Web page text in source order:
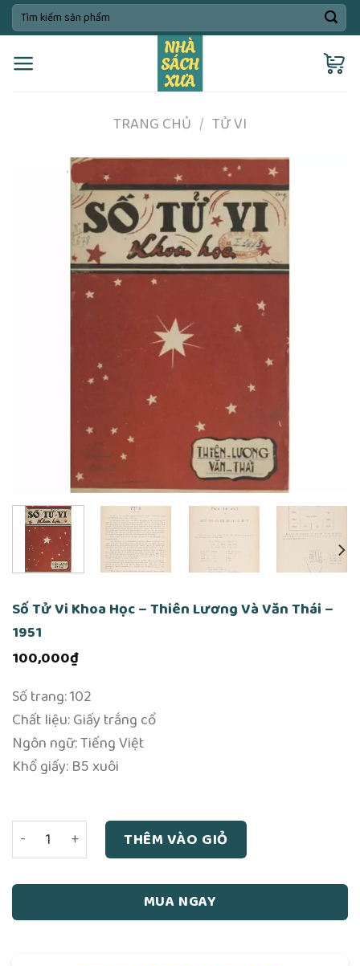
Skip
to
content
Tìm
kiếm:
TRANG CHỦ / TỬ VI
Số Tử Vi Khoa Học – Thiên Lương Và Văn Thái –
1951
100,000₫
Số trang: 102
Chất liệu: Giấy trắng cổ
Ngôn ngữ: Tiếng Việt
Khổ giấy: B5 xuôi
Số Tử Vi Khoa Học - Thiên Lương Và Văn Thái - 1951 số
THÊM VÀO GIỎ
MUA NGAY